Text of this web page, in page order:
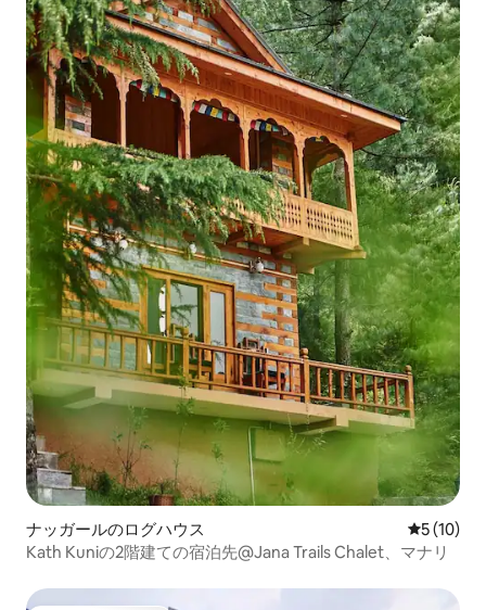
ナッガールのログハウス レビュー
5 (10)
Kath Kuniの2階建ての宿泊先@Jana Trails Chalet、マナリ